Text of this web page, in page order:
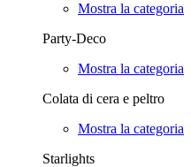
Mostra la categoria
Party-Deco
Mostra la categoria
Colata di cera e peltro
Mostra la categoria
Starlights